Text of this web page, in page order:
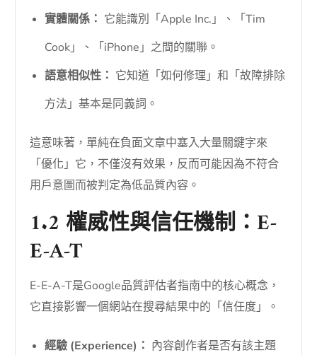
實體關係： 它能識別「Apple Inc.」、「Tim
Cook」、「iPhone」之間的關聯。
語意相似性： 它知道「如何修理」和「故障排除
方法」基本是同義詞。
這意味著，單純在負面文章中塞入大量關鍵字來
「優化」它，不僅沒有效果，反而可能因為不符合
用戶意圖而被判定為低品質內容。
1.2 權威性與信任機制：E-
E-A-T
E-E-A-T是Google品質評估者指南中的核心概念，
它直接影響一個網站在搜尋結果中的「信任度」。
經驗 (Experience)： 內容創作者是否有該主題